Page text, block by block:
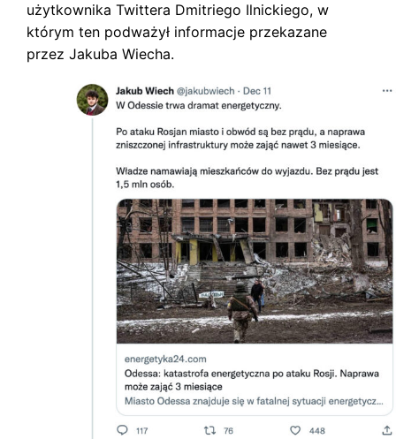
użytkownika Twittera Dmitriego Ilnickiego, w
którym ten podważył informacje przekazane
przez Jakuba Wiecha.